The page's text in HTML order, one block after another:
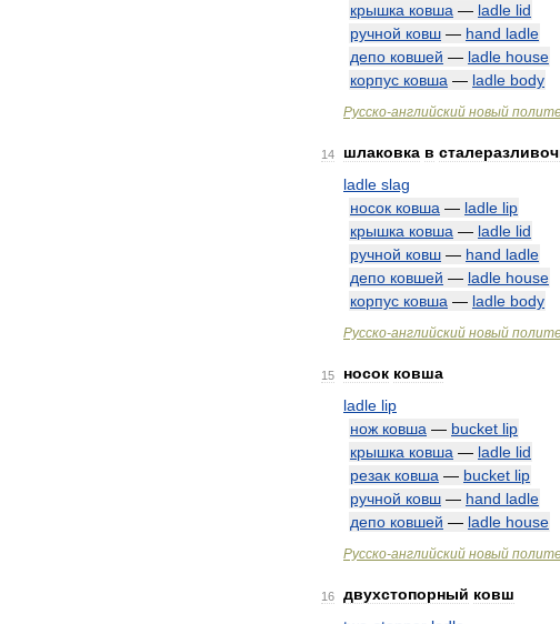
крышка ковша — ladle lid
ручной ковш — hand ladle
депо ковшей — ladle house
корпус ковша — ladle body
Русско-английский новый
14 шлаковка в
ladle slag
носок ковша — ladle lip
крышка ковша — ladle lid
ручной ковш — hand ladle
депо ковшей — ladle house
корпус ковша — ladle body
Русско-английский новый
15 носок ковша
ladle lip
нож ковша — bucket lip
крышка ковша — ladle lid
резак ковша — bucket lip
ручной ковш — hand ladle
депо ковшей — ladle house
Русско-английский новый
16 двухстопорный ковш